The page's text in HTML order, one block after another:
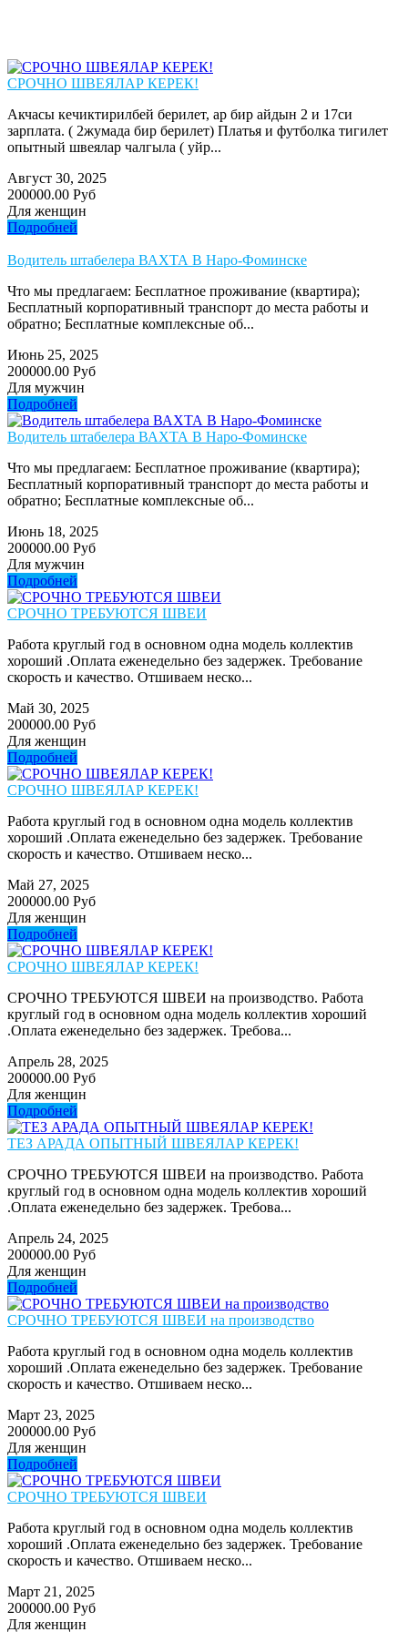
СРОЧНО ШВЕЯЛАР КЕРЕК!
Акчасы кечиктирилбей берилет, ар бир айдын 2 и 17си
зарплата. ( 2жумада бир берилет) Платья и футболка тигилет
опытный швеялар чалгыла ( уйр...
Август 30, 2025
200000.00 Руб
Для женщин
Подробней
Водитель штабелера ВАХТА В Наро-Фоминске
Что мы предлагаем: Бесплатное проживание (квартира);
Бесплатный корпоративный транспорт до места работы и
обратно; Бесплатные комплексные об...
Июнь 25, 2025
200000.00 Руб
Для мужчин
Подробней
Водитель штабелера ВАХТА В Наро-Фоминске
Что мы предлагаем: Бесплатное проживание (квартира);
Бесплатный корпоративный транспорт до места работы и
обратно; Бесплатные комплексные об...
Июнь 18, 2025
200000.00 Руб
Для мужчин
Подробней
СРОЧНО ТРЕБУЮТСЯ ШВЕИ
Работа круглый год в основном одна модель коллектив
хороший .Оплата еженедельно без задержек. Требование
скорость и качество. Отшиваем неско...
Май 30, 2025
200000.00 Руб
Для женщин
Подробней
СРОЧНО ШВЕЯЛАР КЕРЕК!
Работа круглый год в основном одна модель коллектив
хороший .Оплата еженедельно без задержек. Требование
скорость и качество. Отшиваем неско...
Май 27, 2025
200000.00 Руб
Для женщин
Подробней
СРОЧНО ШВЕЯЛАР КЕРЕК!
СРОЧНО ТРЕБУЮТСЯ ШВЕИ на производство. Работа
круглый год в основном одна модель коллектив хороший
.Оплата еженедельно без задержек. Требова...
Апрель 28, 2025
200000.00 Руб
Для женщин
Подробней
ТЕЗ АРАДА ОПЫТНЫЙ ШВЕЯЛАР КЕРЕК!
СРОЧНО ТРЕБУЮТСЯ ШВЕИ на производство. Работа
круглый год в основном одна модель коллектив хороший
.Оплата еженедельно без задержек. Требова...
Апрель 24, 2025
200000.00 Руб
Для женщин
Подробней
СРОЧНО ТРЕБУЮТСЯ ШВЕИ на производство
Работа круглый год в основном одна модель коллектив
хороший .Оплата еженедельно без задержек. Требование
скорость и качество. Отшиваем неско...
Март 23, 2025
200000.00 Руб
Для женщин
Подробней
СРОЧНО ТРЕБУЮТСЯ ШВЕИ
Работа круглый год в основном одна модель коллектив
хороший .Оплата еженедельно без задержек. Требование
скорость и качество. Отшиваем неско...
Март 21, 2025
200000.00 Руб
Для женщин